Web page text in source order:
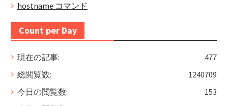
hostname コマンド
Count per Day
477
現在の記事:
1240709
総閲覧数:
153
今日の閲覧数: